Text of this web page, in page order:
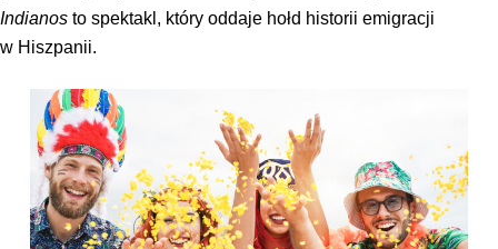
Indianos to spektakl, który oddaje hołd historii emigracji
w Hiszpanii.